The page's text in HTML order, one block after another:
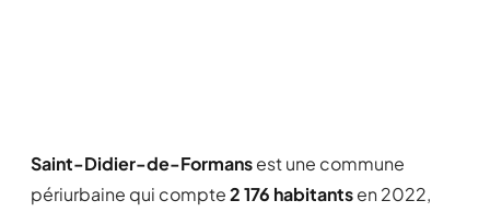
Saint-Didier-de-Formansest une commune
périurbaine qui compte2 176 habitantsen 2022,